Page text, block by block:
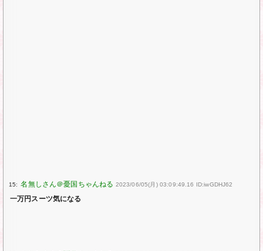
15: 2023/06/05(月) 03:09:49.16 ID:iwGDHJ62
一万円スーツ気になる